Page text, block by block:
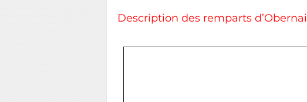
Description des remparts d’Obernai